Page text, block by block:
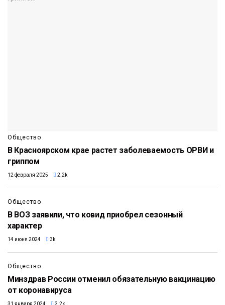
Общество
В Красноярском крае растет заболеваемость ОРВИ и
гриппом
12 февраля 2025 2.2k
Общество
В ВОЗ заявили, что ковид приобрел сезонный
характер
14 июня 2024 3k
Общество
Минздрав России отменил обязательную вакцинацию
от коронавируса